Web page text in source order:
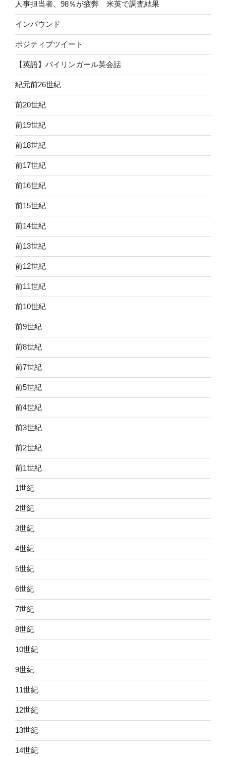
人事担当者、98％が疲弊 米英で調査結果
インバウンド
ポジティブツイート
【英語】バイリンガール英会話
紀元前26世紀
前20世紀
前19世紀
前18世紀
前17世紀
前16世紀
前15世紀
前14世紀
前13世紀
前12世紀
前11世紀
前10世紀
前9世紀
前8世紀
前7世紀
前5世紀
前4世紀
前3世紀
前2世紀
前1世紀
1世紀
2世紀
3世紀
4世紀
5世紀
6世紀
7世紀
8世紀
10世紀
9世紀
11世紀
12世紀
13世紀
14世紀